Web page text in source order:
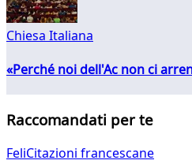
Chiesa Italiana
«Perché noi dell'Ac non ci
Raccomandati per te
FeliCitazioni francescane